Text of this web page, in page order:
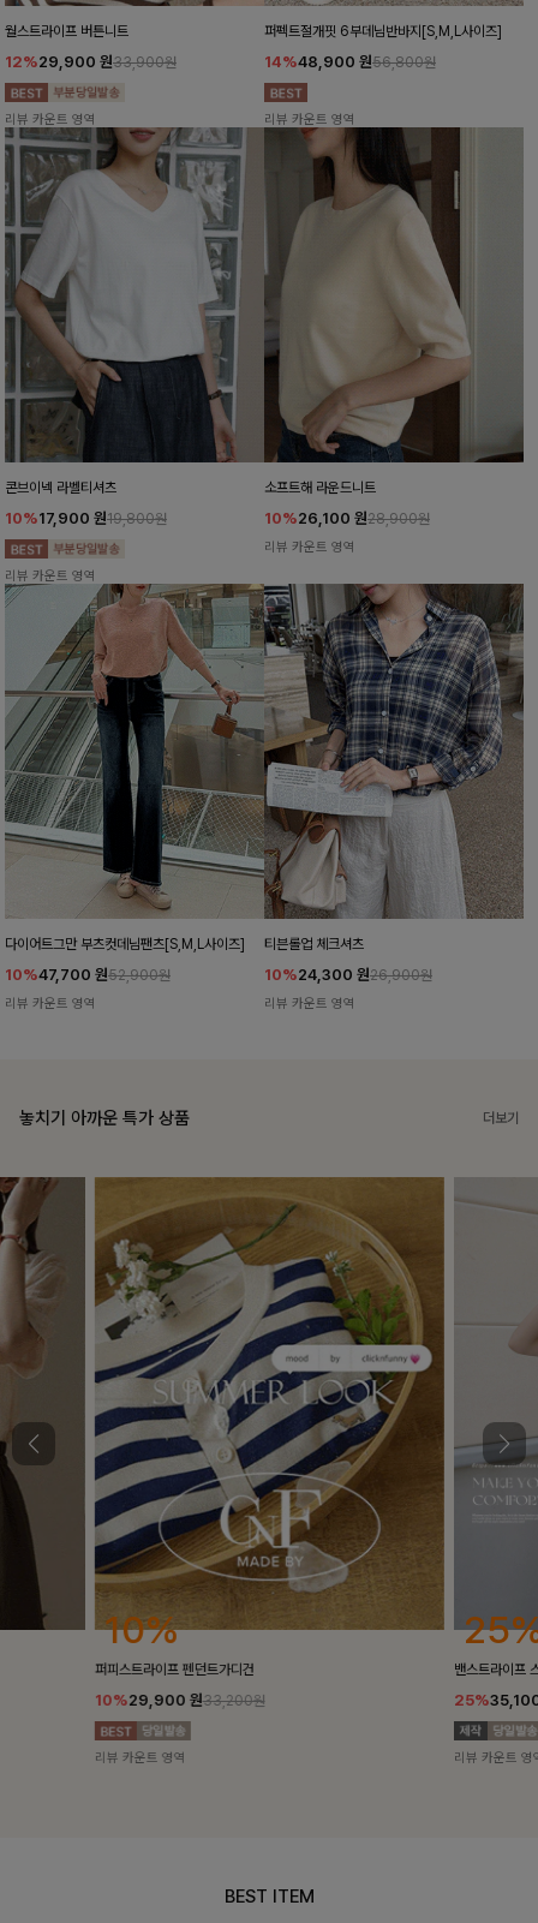
월스트라이프 버튼니트
12%29,900 원33,900원
리뷰 카운트 영역
퍼펙트절개핏 6부데님반바지[S,M,L사이즈]
14%48,900 원56,800원
리뷰 카운트 영역
콘브이넥 라벨티셔츠
10%17,900 원19,800원
리뷰 카운트 영역
소프트해 라운드니트
10%26,100 원28,900원
리뷰 카운트 영역
다이어트그만 부츠컷데님팬츠[S,M,L사이즈]
10%47,700 원52,900원
리뷰 카운트 영역
티븐롤업 체크셔츠
10%24,300 원26,900원
리뷰 카운트 영역
놓치기 아까운 특가 상품 더보기
25%
밴스트라이프 스트링원피스
25%35,100 원46,800원
리뷰 카운트 영역
10%
[5천장돌파/
10%
리뷰 카운트 영
BEST ITEM